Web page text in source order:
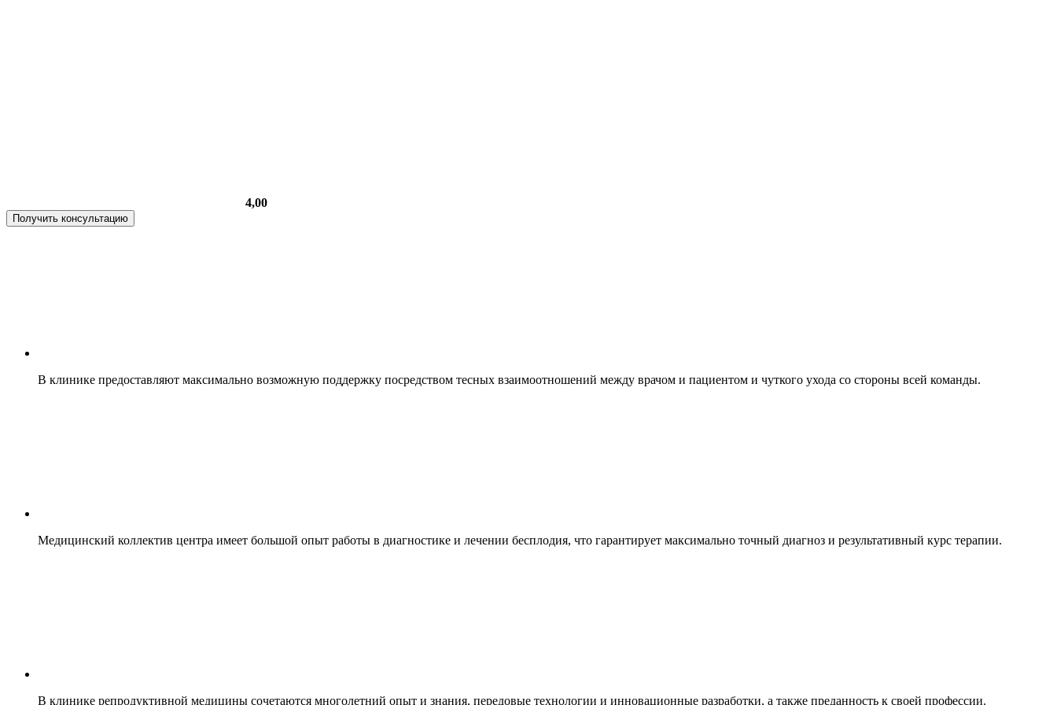
4,00
Получить консультацию
В клинике предоставляют максимально возможную поддержку посредством тесных взаимоотношений между врачом и пациентом и чуткого ухода со стороны всей команды.
Медицинский коллектив центра имеет большой опыт работы в диагностике и лечении бесплодия, что гарантирует максимально точный диагноз и результативный курс терапии.
В клинике репродуктивной медицины сочетаются многолетний опыт и знания, передовые технологии и инновационные разработки, а также преданность к своей профессии.